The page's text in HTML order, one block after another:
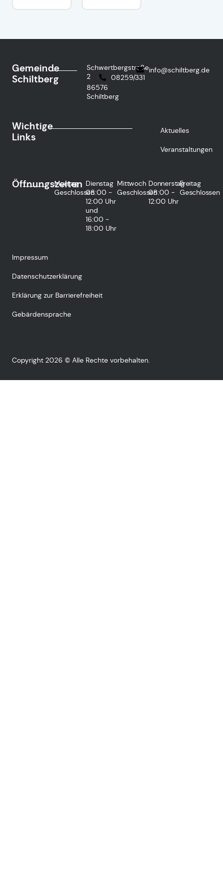
Gemeinde
Schiltberg
Schwertbergstraße
2
86576
Schiltberg
08259/331
info@schiltberg.de
Wichtige
Links
Aktuelles
Veranstaltungen
Öffnungszeiten
Montag
Geschlossen
Dienstag
08:00 -
12:00 Uhr
und
16:00 -
18:00 Uhr
Mittwoch
Geschlossen
Donnerstag
08:00 -
12:00 Uhr
Freitag
Geschlossen
Impressum
Datenschutzerklärung
Erklärung zur Barrierefreiheit
Gebärdensprache
Copyright 2026 © Alle Rechte vorbehalten.